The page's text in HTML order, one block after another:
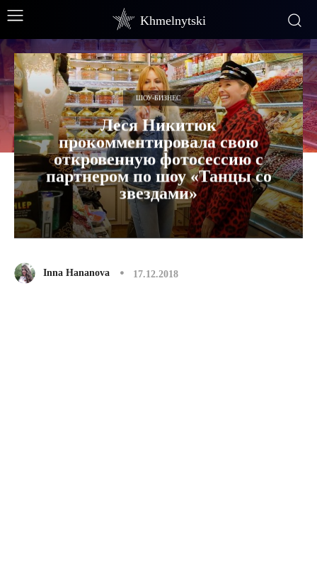
Khmelnytski
ШОУ-БИЗНЕС
Леся Никитюк
прокомментировала свою
откровенную фотосессию с
партнером по шоу «Танцы со
звездами»
Inna Hananova 17.12.2018